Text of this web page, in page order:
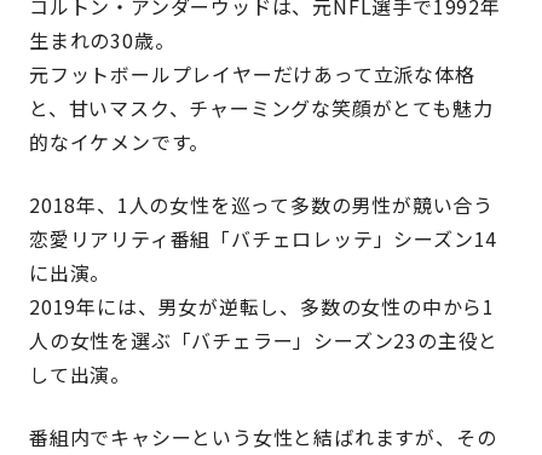
コルトン・アンダーウッドは、元NFL選手で1992年
生まれの30歳。
元フットボールプレイヤーだけあって立派な体格
と、甘いマスク、チャーミングな笑顔がとても魅力
的なイケメンです。
2018年、1人の女性を巡って多数の男性が競い合う
恋愛リアリティ番組「バチェロレッテ」シーズン14
に出演。
2019年には、男女が逆転し、多数の女性の中から1
人の女性を選ぶ「バチェラー」シーズン23の主役と
して出演。
番組内でキャシーという女性と結ばれますが、その